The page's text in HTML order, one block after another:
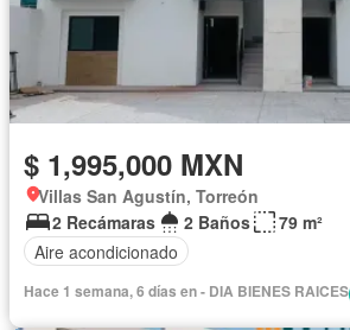
$ 1,995,000 MXN
Villas San Agustín, Torreón
2 Recámaras
2 Baños
79 m²
Aire acondicionado
Hace 1 semana, 6 días en - DIA BIENES RAICES